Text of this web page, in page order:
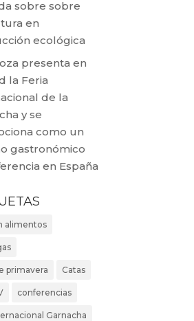
sobre sobre
en
ecológica
presenta en
la Feria
de la
y se
como un
gastronómico
en España
alimentos
primavera Catas
conferencias
Garnacha